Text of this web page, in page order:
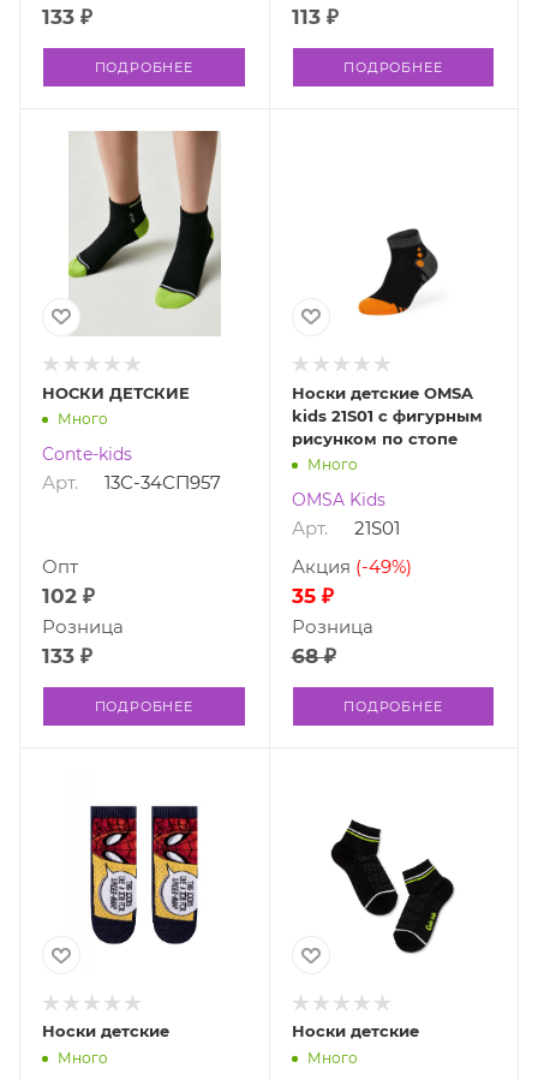
133 ₽
ПОДРОБНЕЕ
113 ₽
ПОДРОБНЕЕ
НОСКИ ДЕТСКИЕ
Много
Conte-kids
Арт. 13С-34СП957
102 ₽
Опт
133 ₽
Розница
ПОДРОБНЕЕ
Носки детские OMSA
kids 21S01 с фигурным
рисунком по стопе
Много
OMSA Kids
Арт. 21S01
35 ₽
Акция (-49%)
68 ₽
Розница
ПОДРОБНЕЕ
Носки детские
Много
Носки детские
Много